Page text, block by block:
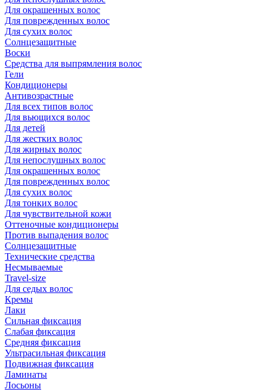
Для окрашенных волос
Для поврежденных волос
Для сухих волос
Солнцезащитные
Воски
Средства для выпрямления волос
Гели
Кондиционеры
Антивозрастные
Для всех типов волос
Для вьющихся волос
Для детей
Для жестких волос
Для жирных волос
Для непослушных волос
Для окрашенных волос
Для поврежденных волос
Для сухих волос
Для тонких волос
Для чувствительной кожи
Оттеночные кондиционеры
Против выпадения волос
Солнцезащитные
Технические средства
Несмываемые
Travel-size
Для седых волос
Кремы
Лаки
Сильная фиксация
Слабая фиксация
Средняя фиксация
Ультрасильная фиксация
Подвижная фиксация
Ламинаты
Лосьоны